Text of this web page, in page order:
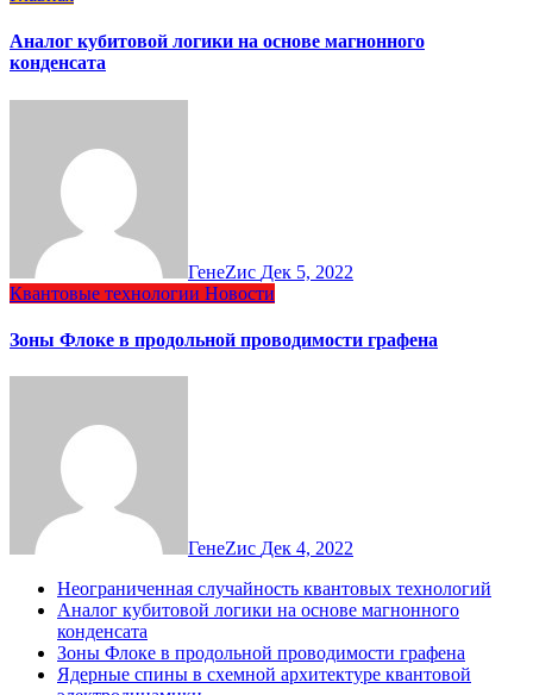
Аналог кубитовой логики на основе магнонного
конденсата
ГенеZис Дек 5, 2022
Квантовые технологии Новости
Зоны Флоке в продольной проводимости графена
ГенеZис Дек 4, 2022
Неограниченная случайность квантовых технологий
Аналог кубитовой логики на основе магнонного
конденсата
Зоны Флоке в продольной проводимости графена
Ядерные спины в схемной архитектуре квантовой